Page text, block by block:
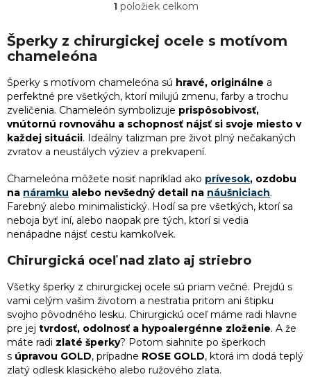
Vianočné darčeky pre nevestu
Darčeky k výročiu pre ženy 1
Najlepší darček pre mamičku 1
Darček pre mladú ženu 1
Originálny darček pre mamičku 1
Darček k 30. narodeninám pre ženu 1
Najlepšie darčeky pre priateľku 1
Darček pre mamičku k narodeninám 1
Darček k 55. narodeninám pre ženu 1
medvedík 2
motýľ
myš 1
pes 11
puma 1
ryba 1
slon 1
O
l
á
a
c
i
e
p
r
v
y
v
ý
p
i
u
1položiek celkom
Šperky z chirurgickej ocele s motívom
chameleóna
Šperky s motívom chameleóna sú hravé, originálne a
perfektné pre všetkých, ktorí milujú zmenu, farby a trochu
zveličenia. Chameleón symbolizuje prispôsobivosť,
vnútornú rovnováhu a schopnosť nájsť si svoje miesto v
každej situácii. Ideálny talizman pre život plný nečakaných
zvratov a neustálych výziev a prekvapení.
Chameleóna môžete nosiť napríklad ako prívesok, ozdobu
na náramku alebo nevšedný detail na náušniciach.
Farebný alebo minimalistický. Hodí sa pre všetkých, ktorí sa
neboja byť iní, alebo naopak pre tých, ktorí si vedia
nenápadne nájsť cestu kamkoľvek.
Chirurgická oceľ nad zlato aj striebro
Všetky šperky z chirurgickej ocele sú priam večné. Prejdú s
vami celým vašim životom a nestratia pritom ani štipku
svojho pôvodného lesku. Chirurgickú oceľ máme radi hlavne
pre jej tvrdosť, odolnosť a hypoalergénne zloženie. A že
máte radi zlaté šperky? Potom siahnite po šperkoch
s úpravou GOLD, prípadne ROSE GOLD, ktorá im dodá teplý
zlatý odlesk klasického alebo ružového zlata.